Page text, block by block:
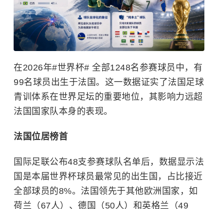
在2026年#世界杯# 全部1248名参赛球员中，有
99名球员出生于法国。这一数据证实了法国足球
青训体系在世界足坛的重要地位，其影响力远超
法国国家队本身的表现。
法国位居榜首
国际足联公布48支参赛球队名单后，数据显示法
国是本届世界杯球员最常见的出生国，占比接近
全部球员的8%。法国领先于其他欧洲国家，如
荷兰（67人）、德国（50人）和英格兰（49